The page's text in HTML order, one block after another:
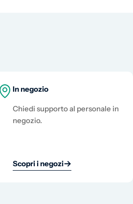
In negozio
Chiedi supporto al personale in
negozio.
Scopri i negozi